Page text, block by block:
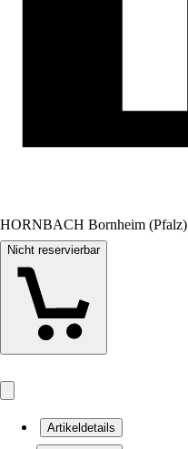
HORNBACH Bornheim (Pfalz)
Nicht reservierbar
Artikeldetails